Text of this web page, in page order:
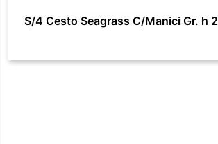
S/4 Cesto Seagrass C/Manici Gr. h